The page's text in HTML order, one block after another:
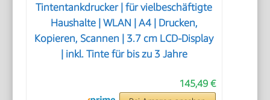
Tintentankdrucker | für vielbeschäftigte
Haushalte | WLAN | A4 | Drucken,
Kopieren, Scannen | 3.7 cm LCD-Display
| inkl. Tinte für bis zu 3 Jahre
145,49 €